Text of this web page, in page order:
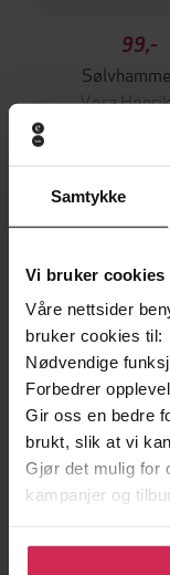
Samtykke
Vi bruker cookies
Våre nettsider
bruker cookies til:
Nødvendige
Forbedrer
Gir oss en bedre
brukt, slik at vi
Gjør det mulig for
kampanjer og
Klikk på «Godta
99,-
Vera
Premium